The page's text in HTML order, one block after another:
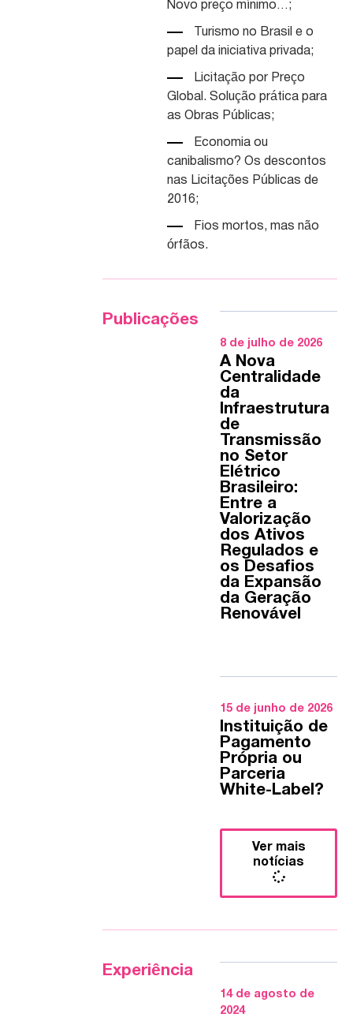
Novo preço mínimo… ;
Turismo no Brasil e o
papel da iniciativa privada;
Licitação por Preço
Global. Solução prática para
as Obras Públicas;
Economia ou
canibalismo? Os descontos
nas Licitações Públicas de
2016;
Fios mortos, mas não
órfãos.
Publicações
8 de julho de 2026
A Nova
Centralidade
da
Infraestrutura
de
Transmissão
no Setor
Elétrico
Brasileiro:
Entre a
Valorização
dos Ativos
Regulados e
os Desafios
da Expansão
da Geração
Renovável
15 de junho de 2026
Instituição de
Pagamento
Própria ou
Parceria
White-Label?
Ver mais
notícias
Experiência
14 de agosto de
2024